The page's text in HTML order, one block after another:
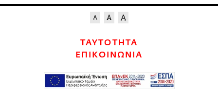
ΤΑΥΤΟΤΗΤΑ
ΕΠΙΚΟΙΝΩΝΙΑ